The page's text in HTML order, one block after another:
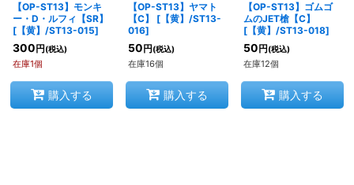
【OP-ST13】モンキ
ー・D・ルフィ【SR】
[ 【黄】/ST13-015]
300 円 (税込)
在庫1個
購入する
【OP-ST13】ヤマト
【C】
[【黄】/ST13-
016]
50 円 (税込)
在庫16個
購入する
【OP-ST13】ゴムゴ
ムのJET槍【C】
[【黄】/ST13-018]
50 円 (税込)
在庫12個
購入する